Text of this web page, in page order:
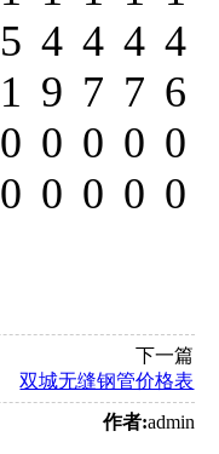
5
1
0
0
4
9
0
0
4
7
0
0
4
7
0
0
4
6
0
0
下一篇
双城无缝钢管价格表
作者:admin